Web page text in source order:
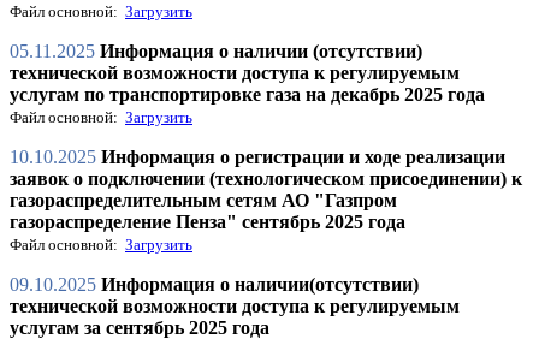
Файл основной: Загрузить
05.11.2025 Информация о наличии (отсутствии)
технической возможности доступа к регулируемым
услугам по транспортировке газа на декабрь 2025 года
Файл основной: Загрузить
10.10.2025 Информация о регистрации и ходе реализации
заявок о подключении (технологическом присоединении) к
газораспределительным сетям АО "Газпром
газораспределение Пенза" сентябрь 2025 года
Файл основной: Загрузить
09.10.2025 Информация о наличии(отсутствии)
технической возможности доступа к регулируемым
услугам за сентябрь 2025 года